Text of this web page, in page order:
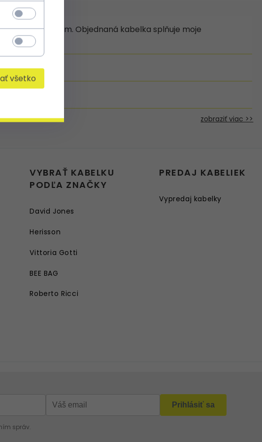
mým přátelům. Objednaná kabelka splňuje moje
zobraziť viac >>
VYBRAŤ KABELKU
PODĽA ZNAČKY
David Jones
Herisson
Vittoria Gotti
BEE BAG
Roberto Ricci
PREDAJ KABELIEK
Vypredaj kabelky
všetko